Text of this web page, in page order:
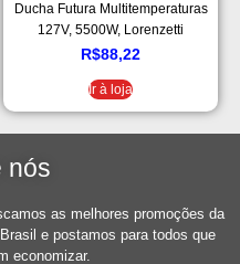
Ducha Futura Multitemperaturas
127V, 5500W, Lorenzetti
7531280, Branco
R$88,22
Ir à loja
nós
as melhores promoções da
e postamos para todos que
economizar.